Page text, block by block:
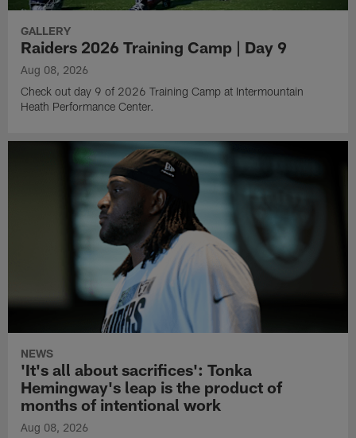
GALLERY
Raiders 2026 Training Camp | Day 9
Aug 08, 2026
Check out day 9 of 2026 Training Camp at Intermountain
Heath Performance Center.
NEWS
'It's all about sacrifices': Tonka
Hemingway's leap is the product of
months of intentional work
Aug 08, 2026